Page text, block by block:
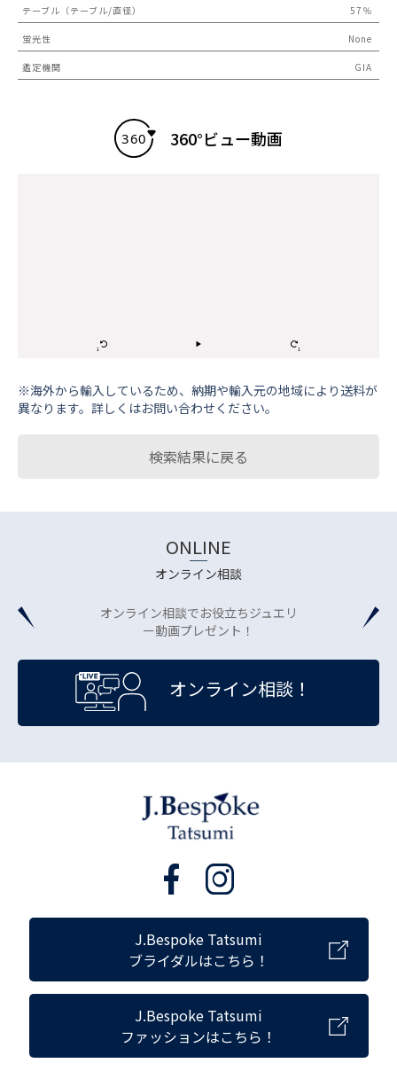
テーブル（テーブル/直径） 57％
蛍光性 None
鑑定機関 GIA
360°ビュー動画
※海外から輸⼊しているため、納期や輸⼊元の地域により送料が
異なります。詳しくはお問い合わせください。
検索結果に戻る
ONLINE
オンライン相談
オンライン相談でお役立ちジュエリ
ー動画プレゼント！
オンライン相談！
J.Bespoke Tatsumi
ブライダルはこちら！
J.Bespoke Tatsumi
ファッションはこちら！